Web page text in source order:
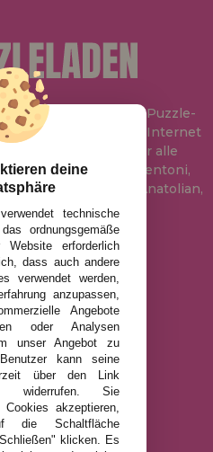
Laden
, in unserem Puzzle-
zum besten Preis im Internet
Katalog führen wir alle
Ravensburger, Clementoni,
Trefl, Piatnik, Anatolian,
und viele mehr.
HINWEISE
RÜCKGABE
/ WIDERRUF
deine
technische
ordnungsgemäße
Website erforderlich
dass auch andere
verwendet werden,
anzupassen,
Angebote
oder Analysen
unser Angebot zu
kann seine
über den Link
widerrufen. Sie
akzeptieren,
die Schaltfläche
klicken. Es